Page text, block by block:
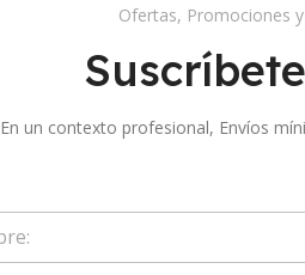
Ofertas, Promociones
En un contexto profesional, Envíos